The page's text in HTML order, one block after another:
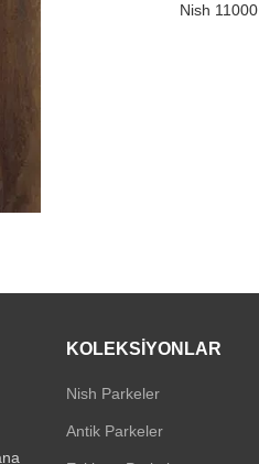
Nish 11000
KOLEKSIYONLAR
Nish Parkeler
Antik Parkeler